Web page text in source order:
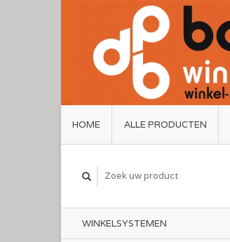
HOME ALLE PRODUCTEN
WINKELSYSTEMEN